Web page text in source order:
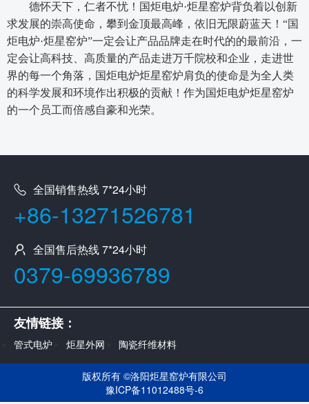
德怀天下，仁者不忧！国炬电炉·炬星窑炉背负着以创新
求发展的崇高使命，攀到金顶最高峰，依旧无限蔚蓝天！ “国
炬电炉·炬星窑炉”一定会让产品品牌走在时代的的最前沿，一
定会让高科技、高质量的产品走进万千院校和企业，走进世
界的每一个角落，国炬电炉炬星窑炉肩负的使命是为全人类
的科学发展和环境作出积极的贡献！作为国炬电炉炬星窑炉
的一个员工而倍感自豪和光荣。
全国销售热线 7*24小时
+86-13271526781
全国售后热线 7*24小时
0379-69936789
友情链接：
管式电炉 炬星外网 陶瓷纤维材料
版权所有 ©洛阳炬星窑炉有限公司
豫ICP备11012488号-6